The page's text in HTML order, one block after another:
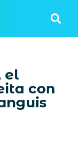
el
con